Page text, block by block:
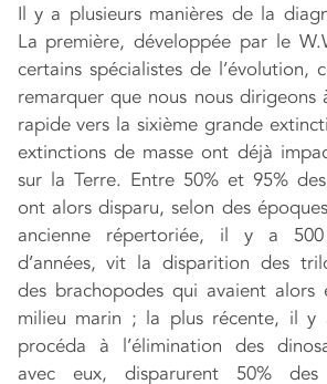
Il y a plusieurs manières de la
La première, développée par le
certains spécialistes de l’évolution,
remarquer que nous nous dirigeons
rapide vers la sixième grande
extinctions de masse ont déjà
sur la Terre. Entre 50% et 95%
ont alors disparu, selon des
ancienne répertoriée, il y a 500
d’années, vit la disparition des
des brachopodes qui avaient alors
milieu marin ; la plus récente, il y
procéda à l’élimination des
avec eux, disparurent 50% des